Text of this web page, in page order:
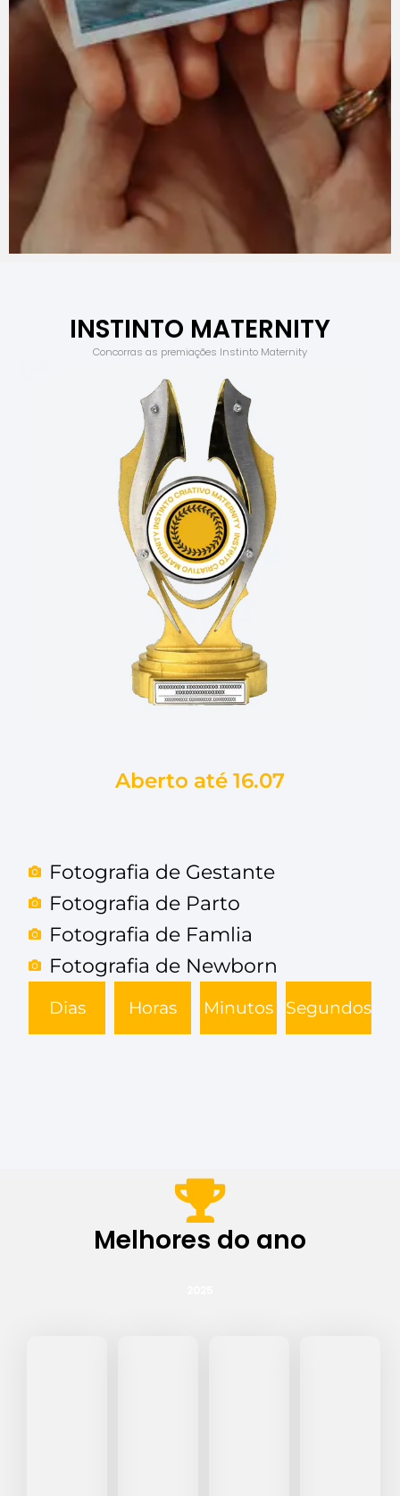
Maior média de Fotografia de Família
INSTINTO MATERNITY
Concorras as premiações Instinto Maternity
Aberto até 16.07
Fotografia de Gestante
Fotografia de Parto
Fotografia de Famlia
Fotografia de Newborn
Dias Horas Minutos Segundos
Melhores do ano